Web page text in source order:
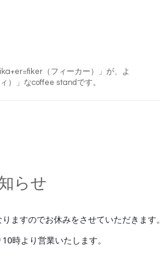
（フィーカー）」が、よ
）」なcoffee standです。
らせ
ますのでお休みをさせていただきます。
時より営業いたします。